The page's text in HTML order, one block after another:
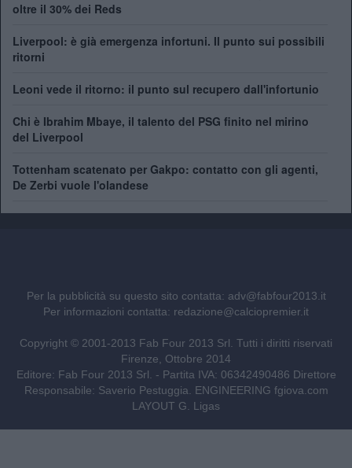
oltre il 30% dei Reds
Liverpool: è già emergenza infortuni. Il punto sui possibili
ritorni
Leoni vede il ritorno: il punto sul recupero dall'infortunio
Chi è Ibrahim Mbaye, il talento del PSG finito nel mirino
del Liverpool
Tottenham scatenato per Gakpo: contatto con gli agenti,
De Zerbi vuole l'olandese
Per la pubblicità su questo sito contatta: adv@fabfour2013.it
Per informazioni contatta: redazione@calciopremier.it
Copyright © 2001-2013 Fab Four 2013 Srl. Tutti i diritti riservati
Firenze, Ottobre 2014
Editore: Fab Four 2013 Srl. - Partita IVA: 06342490486 Direttore
Responsabile: Saverio Pestuggia. ENGINEERING fgiova.com
LAYOUT G. Ligas